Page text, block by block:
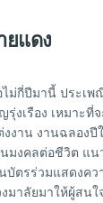
ยแดง
ม่กี่ปีมานี้ ประเพ
งเรือง เหมาะที่
าน งานฉลองปี
มงคลต่อชีวิต แน
บัตรร่วมแสดงค
าลัยมาให้ผู้สนใ